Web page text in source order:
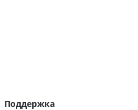
Поддержка